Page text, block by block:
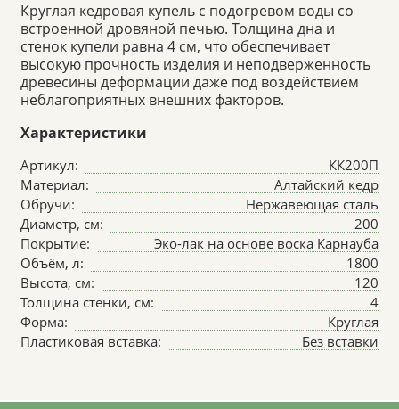
Круглая кедровая купель с подогревом воды со
встроенной дровяной печью. Толщина дна и
стенок купели равна 4 см, что обеспечивает
высокую прочность изделия и неподверженность
древесины деформации даже под воздействием
неблагоприятных внешних факторов.
Характеристики
Артикул:
КК200П
Материал:
Алтайский кедр
Обручи:
Нержавеющая сталь
Диаметр, см:
200
Покрытие:
Эко-лак на основе воска Карнауба
Объём, л:
1800
Высота, см:
120
Толщина стенки, см:
4
Форма:
Круглая
Пластиковая вставка:
Без вставки